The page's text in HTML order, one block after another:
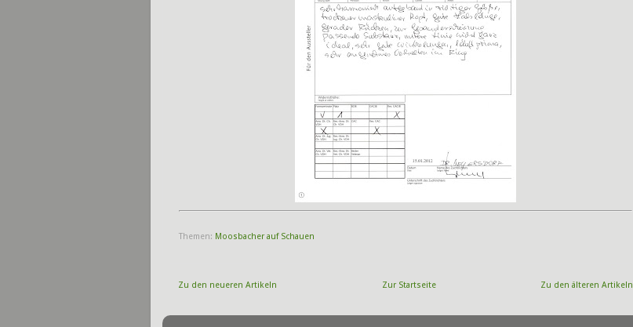
Themen: Moosbacher auf Schauen
Zu den neueren Artikeln Zu den älteren Artikeln
Zur Startseite